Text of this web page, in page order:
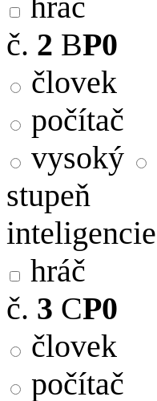
č. 2 BP0
človek
počítač
vysoký
stupeň
inteligencie
hráč
č. 3 CP0
človek
počítač